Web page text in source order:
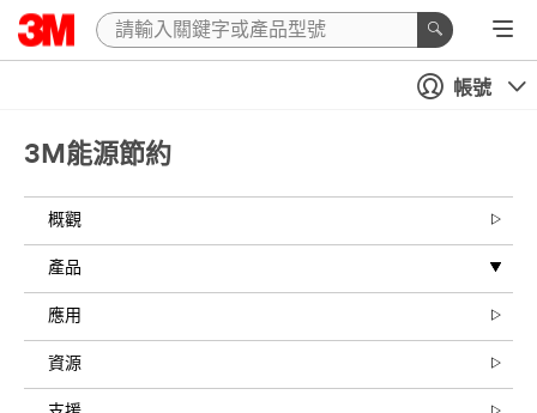
帳號
3M能源節約
概觀
產品
應用
資源